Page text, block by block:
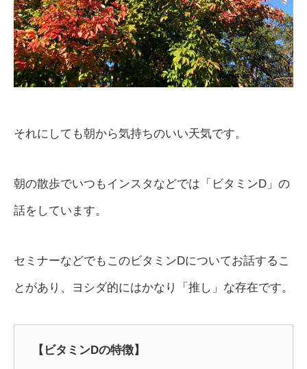
それにしても朝から気持ちのいい天気です。
朝の散歩でいつもインスタなどでは「ビタミンD」の
話をしています。
セミナーなどでもこのビタミンDについてお話するこ
とがあり、ヨシダ的にはかなり「推し」な存在です。
【ビタミンDの特徴】